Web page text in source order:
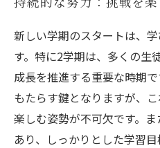
新しい学期のスタートは、
す。特に2学期は、多くの生
成長を推進する重要な時期
もたらす鍵となりますが、
楽しむ姿勢が不可欠です。
あり、しっかりとした学習